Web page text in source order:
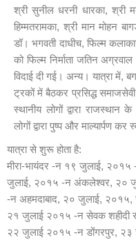
श्री सुनील धरनी धारका, श्री
हिम्मतरामका, श्री मान मोहन
डॉ। भगवती दाधीच, फिल्म
को फिल्म निर्माता जतिन
विदाई दी गई। अन्य। यात्रा
ट्रकों में बैठकर प्रसिद्ध समाजसेवी
स्थानीय लोगों द्वारा राजस्थान
लोगों द्वारा पुष्प और माल्यार्पण कर
यात्रा से शुरू होता है:
मीरा-भायंदर -न १९ जुलाई,
जुलाई, २०१५ -न अंकलेश्वर, २०
-न अहमदाबाद, २० जुलाई, २०१५,
२१ जुलाई २०१५ -न सेवक शहीदी
२२ जुलाई २०१५ -न डोंगरपुर,